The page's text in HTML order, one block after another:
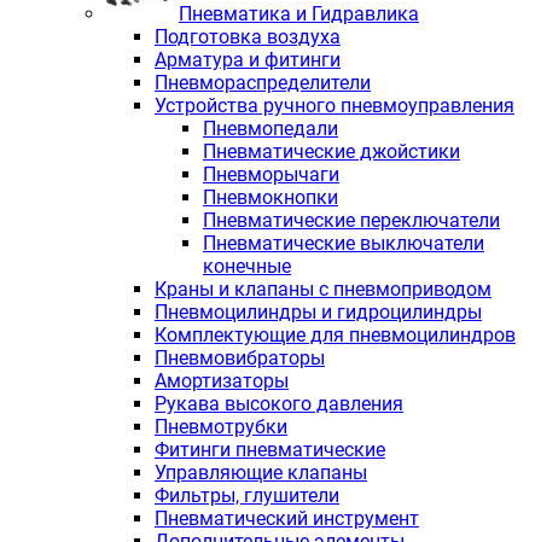
Пневматика и Гидравлика
Подготовка воздуха
Арматура и фитинги
Пневмораспределители
Устройства ручного пневмоуправления
Пневмопедали
Пневматические джойстики
Пневморычаги
Пневмокнопки
Пневматические переключатели
Пневматические выключатели
конечные
Краны и клапаны с пневмоприводом
Пневмоцилиндры и гидроцилиндры
Комплектующие для пневмоцилиндров
Пневмовибраторы
Амортизаторы
Рукава высокого давления
Пневмотрубки
Фитинги пневматические
Управляющие клапаны
Фильтры, глушители
Пневматический инструмент